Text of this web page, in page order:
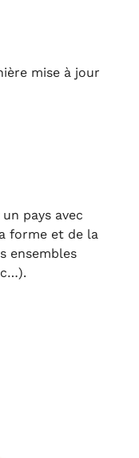
mise à jour
pays avec
forme et de la
ensembles